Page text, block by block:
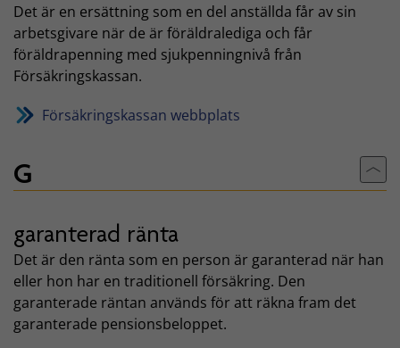
Det är en ersättning som en del anställda får av sin
arbetsgivare när de är föräldralediga och får
föräldrapenning med sjukpenningnivå från
Försäkringskassan.
Försäkringskassan webbplats
G Till
garanterad ränta
Det är den ränta som en person är garanterad när han
eller hon har en traditionell försäkring. Den
garanterade räntan används för att räkna fram det
garanterade pensionsbeloppet.